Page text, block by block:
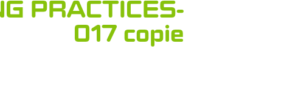
PRACTICES-
017 copie